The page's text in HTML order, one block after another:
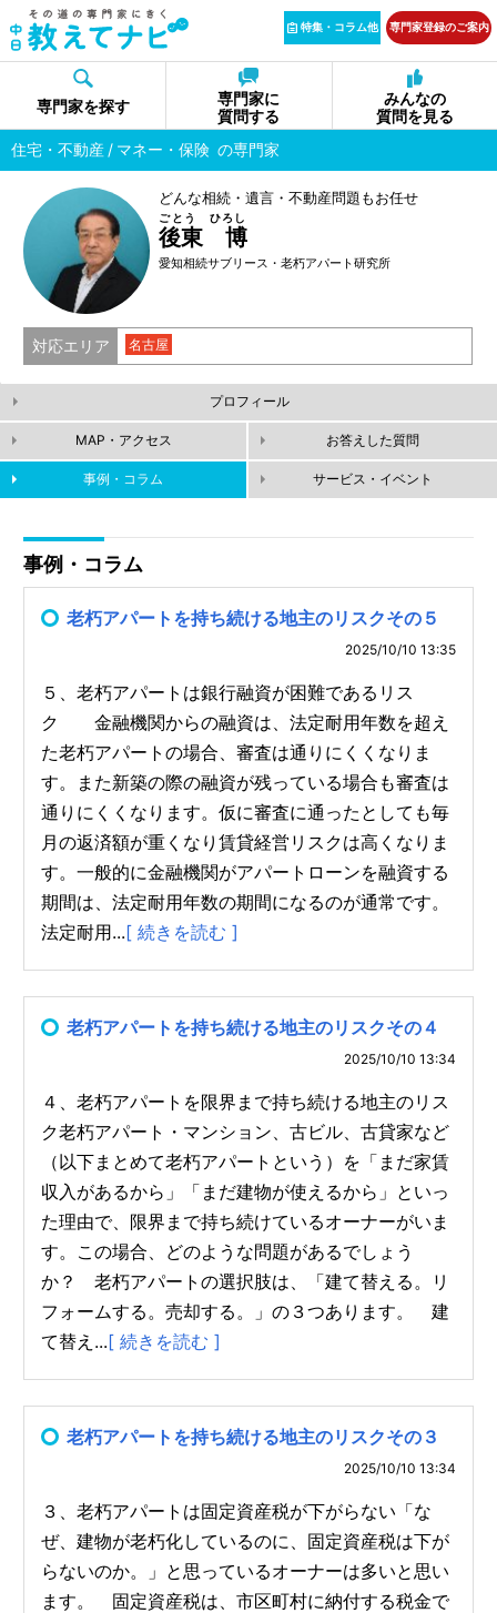
特集・コラム他 専門家登録のご案内
専門家を探す
専門家に
質問する
みんなの
質問を見る
住宅・不動産
マネー・保険 の専門家
どんな相続・遺言・不動産問題もお任せ
後東 博
ごとう ひろし
愛知相続サブリース・老朽アパート研究所
対応エリア 名古屋
プロフィール
MAP・アクセス お答えした質問
事例・コラム サービス・イベント
事例・コラム
老朽アパートを持ち続ける地主のリスクその５
2025/10/10 13:35
５、老朽アパートは銀行融資が困難であるリス
ク 金融機関からの融資は、法定耐用年数を超え
た老朽アパートの場合、審査は通りにくくなりま
す。また新築の際の融資が残っている場合も審査は
通りにくくなります。仮に審査に通ったとしても毎
月の返済額が重くなり賃貸経営リスクは高くなりま
す。一般的に金融機関がアパートローンを融資する
期間は、法定耐用年数の期間になるのが通常です。
法定耐用...[ 続きを読む ]
老朽アパートを持ち続ける地主のリスクその４
2025/10/10 13:34
４、老朽アパートを限界まで持ち続ける地主のリス
ク老朽アパート・マンション、古ビル、古貸家など
（以下まとめて老朽アパートという）を「まだ家賃
収入があるから」「まだ建物が使えるから」といっ
た理由で、限界まで持ち続けているオーナーがいま
す。この場合、どのような問題があるでしょう
か？ 老朽アパートの選択肢は、「建て替える。リ
フォームする。売却する。」の３つあります。 建
て替え...[ 続きを読む ]
老朽アパートを持ち続ける地主のリスクその３
2025/10/10 13:34
３、老朽アパートは固定資産税が下がらない「な
ぜ、建物が老朽化しているのに、固定資産税は下が
らないのか。」と思っているオーナーは多いと思い
ます。 固定資産税は、市区町村に納付する税金で